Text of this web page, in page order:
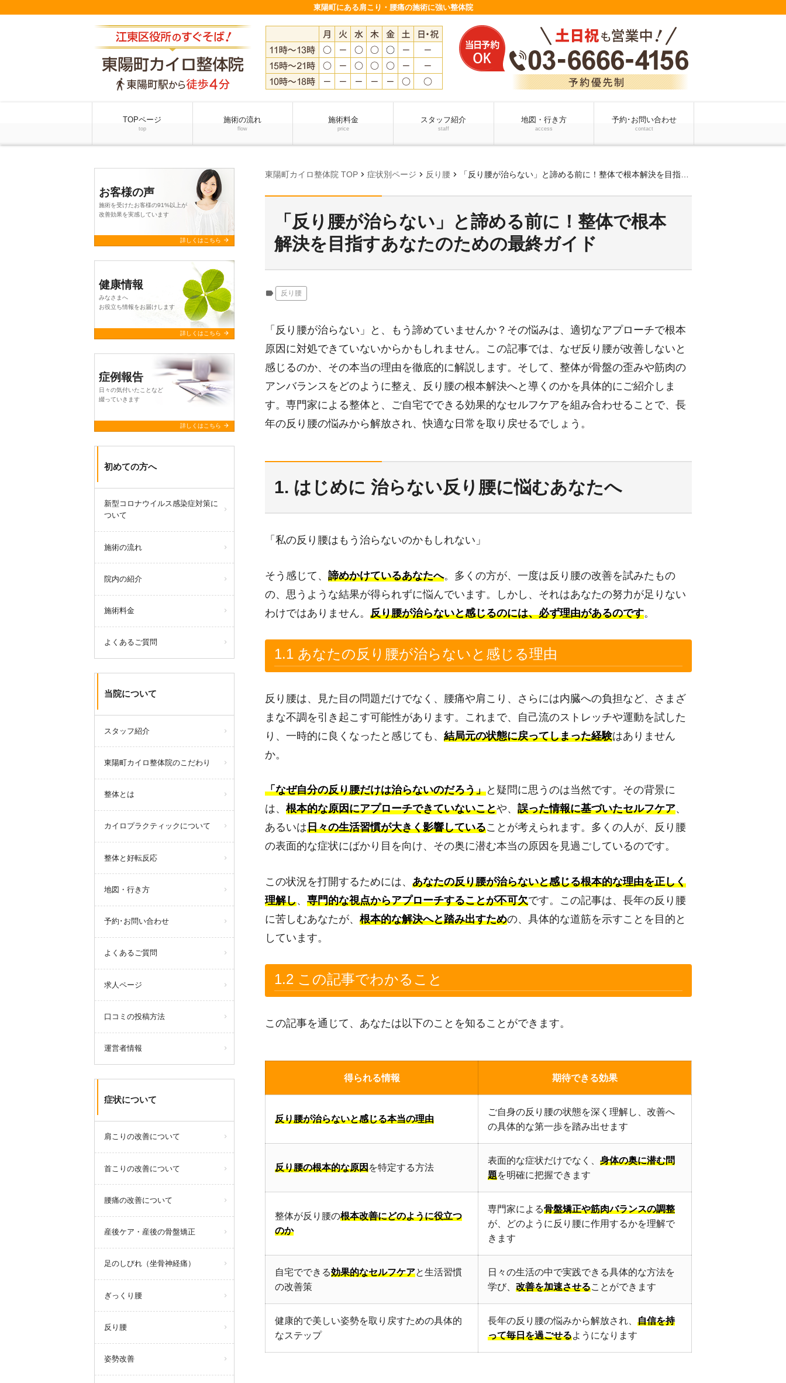
東陽町にある肩こり・腰痛の施術に強い整体院
TOPページ
top
施術の流れ
flow
施術料金
price
スタッフ紹介
staff
地図・行き方
access
予約･お問い合わせ
contact
東陽町カイロ整体院 TOP chevron_right 症状別ページ chevron_right 反り腰 chevron_right 「反り腰が治らない」と諦める前に！整体で根本解決を目指すあなたのための最終ガイド
「反り腰が治らない」と諦める前に！整体で根本
解決を目指すあなたのための最終ガイド
label 反り腰
「反り腰が治らない」と、もう諦めていませんか？その悩みは、適切なアプローチで根本
原因に対処できていないからかもしれません。この記事では、なぜ反り腰が改善しないと
感じるのか、その本当の理由を徹底的に解説します。そして、整体が骨盤の歪みや筋肉の
アンバランスをどのように整え、反り腰の根本解決へと導くのかを具体的にご紹介しま
す。専門家による整体と、ご自宅でできる効果的なセルフケアを組み合わせることで、長
年の反り腰の悩みから解放され、快適な日常を取り戻せるでしょう。
1. はじめに 治らない反り腰に悩むあなたへ
「私の反り腰はもう治らないのかもしれない」
そう感じて、 諦めかけているあなたへ。多くの方が、一度は反り腰の改善を試みたもの
の、思うような結果が得られずに悩んでいます。しかし、それはあなたの努力が足りない
わけではありません。 反り腰が治らないと感じるのには、必ず理由があるのです。
1.1 あなたの反り腰が治らないと感じる理由
反り腰は、見た目の問題だけでなく、腰痛や肩こり、さらには内臓への負担など、さまざ
まな不調を引き起こす可能性があります。これまで、自己流のストレッチや運動を試した
り、一時的に良くなったと感じても、 結局元の状態に戻ってしまった経験はありません
か。
「なぜ自分の反り腰だけは治らないのだろう」と疑問に思うのは当然です。その背景に
は、 根本的な原因にアプローチできていないことや、 誤った情報に基づいたセルフケア、
あるいは日々の生活習慣が大きく影響していることが考えられます。多くの人が、反り腰
の表面的な症状にばかり目を向け、その奥に潜む本当の原因を見過ごしているのです。
この状況を打開するためには、 あなたの反り腰が治らないと感じる根本的な理由を正しく
理解し、 専門的な視点からアプローチすることが不可欠です。この記事は、長年の反り腰
に苦しむあなたが、 根本的な解決へと踏み出すための、具体的な道筋を示すことを目的と
しています。
1.2 この記事でわかること
この記事を通じて、あなたは以下のことを知ることができます。
得られる情報 期待できる効果
反り腰が治らないと感じる本当の理由
ご自身の反り腰の状態を深く理解し、改善へ
の具体的な第一歩を踏み出せます
反り腰の根本的な原因を特定する方法
表面的な症状だけでなく、 身体の奥に潜む問
題を明確に把握できます
整体が反り腰の根本改善にどのように役立つ
のか
専門家による骨盤矯正や筋肉バランスの調整
が、どのように反り腰に作用するかを理解で
きます
自宅でできる効果的なセルフケアと生活習慣
の改善策
日々の生活の中で実践できる具体的な方法を
学び、 改善を加速させることができます
健康的で美しい姿勢を取り戻すための具体的
なステップ
長年の反り腰の悩みから解放され、 自信を持
って毎日を過ごせるようになります
お客様の声
施術を受けたお客様の91%以上が
改善効果を実感しています
詳しくはこちら arrow_forward
健康情報
みなさまへ
お役立ち情報をお届けします
詳しくはこちら arrow_forward
症例報告
日々の気付いたことなど
綴っていきます
詳しくはこちら arrow_forward
初めての方へ
新型コロナウイルス感染症対策に
ついて
施術の流れ
院内の紹介
施術料金
よくあるご質問
当院について
スタッフ紹介
東陽町カイロ整体院のこだわり
整体とは
カイロプラクティックについて
整体と好転反応
地図・行き方
予約･お問い合わせ
よくあるご質問
求人ページ
口コミの投稿方法
運営者情報
症状について
肩こりの改善について
首こりの改善について
腰痛の改善について
産後ケア・産後の骨盤矯正
足のしびれ（坐骨神経痛）
ぎっくり腰
反り腰
姿勢改善